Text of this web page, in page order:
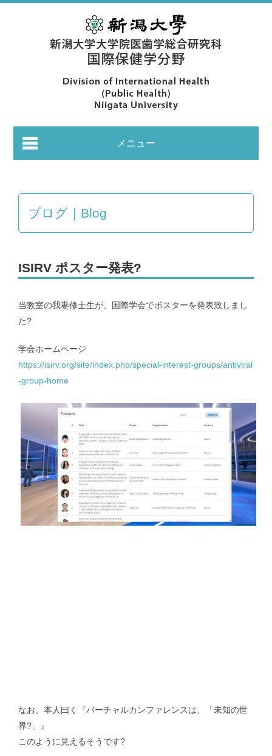
メニュー
あいさつ｜Greeting
メンバー｜Member
都道府県別のCOVID-19患者推移｜COVID-19 patients at prefecture
新潟県および新潟市のCOVID-19の実効再生産数｜COVID-19
effective reproduction number at Niigata
インフルエンザ | Influenza virus
現在進行中の調査・研究｜Ongoing Research
ブログ｜Blog
ISIRV ポスター発表?
当教室の我妻修士生が、国際学会でポスターを発表致しまし
た?
学会ホームページ
https://isirv.org/site/index.php/special-interest-groups/antiviral
-group-home
なお、本人曰く『バーチャルカンファレンスは、「未知の世
界?」』
このように見えるそうです?